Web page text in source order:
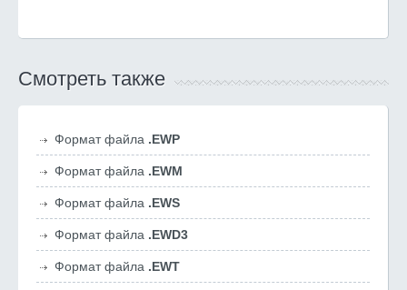
Смотреть также
Формат файла .EWP
Формат файла .EWM
Формат файла .EWS
Формат файла .EWD3
Формат файла .EWT